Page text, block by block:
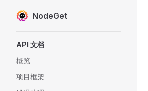
Skip to content
NodeGet
API 文档
概览
项目框架